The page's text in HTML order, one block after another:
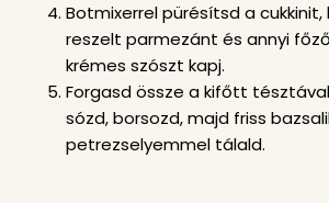
Botmixerrel pürésítsd a
reszelt parmezánt és annyi
krémes szószt kapj.
Forgasd össze a kifőtt
sózd, borsozd, majd friss
petrezselyemmel tálald.